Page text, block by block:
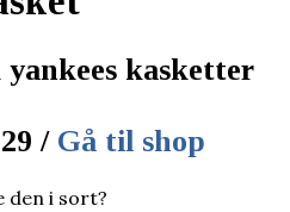
/ Gå til shop
den i sort?